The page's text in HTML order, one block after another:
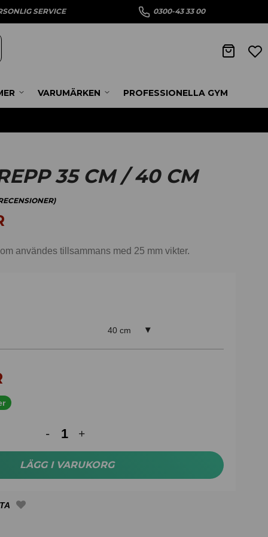
SERVICE 0300-43 33 00
VARUMÄRKEN PROFESSIONELLA GYM
35 CM / 40 CM
användes tillsammans med 25 mm vikter.
40 cm
LÄGG I VARUKORG